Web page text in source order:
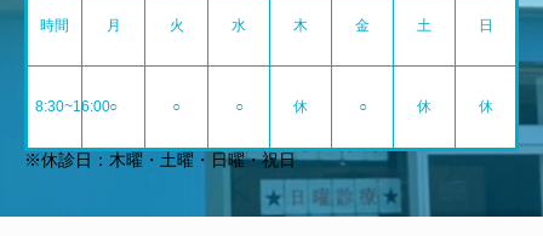
時間 月 火 水 木 金 土 日
8:30~16:00○ ○ ○ 休 ○ 休 休
※休診日：木曜・土曜・日曜・祝日